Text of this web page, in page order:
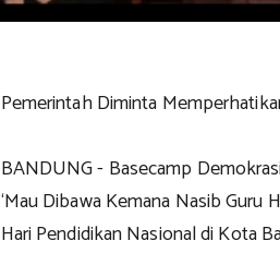
Pemerintah Diminta
BANDUNG - Basecamp
‘Mau Dibawa Kemana Nasib Guru
Hari Pendidikan Nasional di Kota